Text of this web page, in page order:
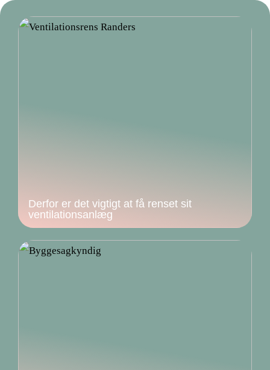
Derfor er det vigtigt at få renset sit
ventilationsanlæg